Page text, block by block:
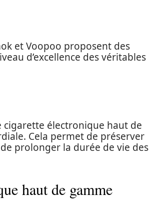
et Voopoo proposent des
d’excellence des véritables
cigarette électronique haut de
Cela permet de préserver
prolonger la durée de vie des
haut de gamme